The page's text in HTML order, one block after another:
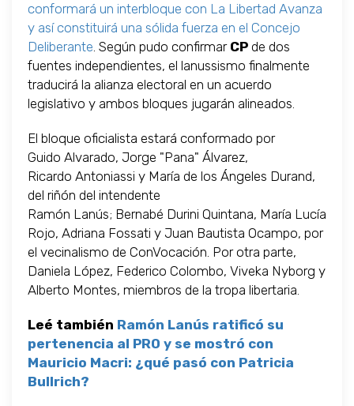
conformará un interbloque con La Libertad Avanza
y así constituirá una sólida fuerza en el Concejo
Deliberante. Según pudo confirmar CP de dos
fuentes independientes, el lanussismo finalmente
traducirá la alianza electoral en un acuerdo
legislativo y ambos bloques jugarán alineados.
El bloque oficialista estará conformado por
Guido Alvarado, Jorge "Pana" Álvarez,
Ricardo Antoniassi y María de los Ángeles Durand,
del riñón del intendente
Ramón Lanús; Bernabé Durini Quintana, María Lucía
Rojo, Adriana Fossati y Juan Bautista Ocampo, por
el vecinalismo de ConVocación. Por otra parte,
Daniela López, Federico Colombo, Viveka Nyborg y
Alberto Montes, miembros de la tropa libertaria.
Leé también Ramón Lanús ratificó su
pertenencia al PRO y se mostró con
Mauricio Macri: ¿qué pasó con Patricia
Bullrich?